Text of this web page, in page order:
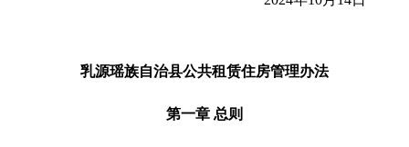
乳源瑶族自治县公共租赁住房管理办法
第一章 总则